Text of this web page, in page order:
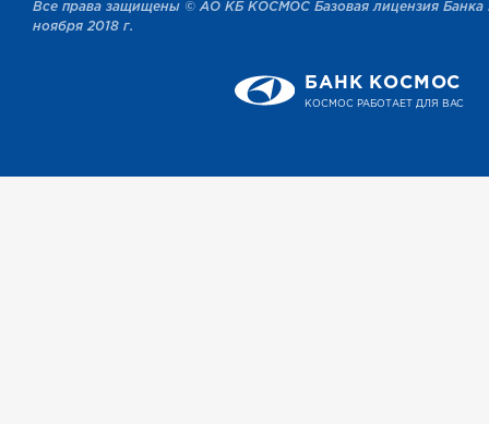
Все права защищены © АО КБ КОСМОС Базовая лицензия Банка
ноября 2018 г.